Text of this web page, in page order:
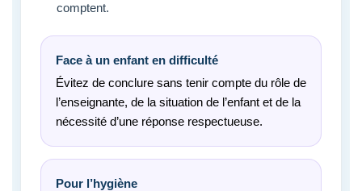
comptent.
Face à un enfant en difficulté
Évitez de conclure sans tenir compte du rôle de
l’enseignante, de la situation de l’enfant et de la
nécessité d’une réponse respectueuse.
Pour l’hygiène